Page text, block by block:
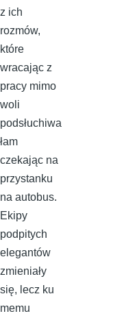
z ich
rozmów,
które
wracając z
pracy mimo
woli
podsłuchiwa
łam
czekając na
przystanku
na autobus.
Ekipy
podpitych
elegantów
zmieniały
się, lecz ku
memu